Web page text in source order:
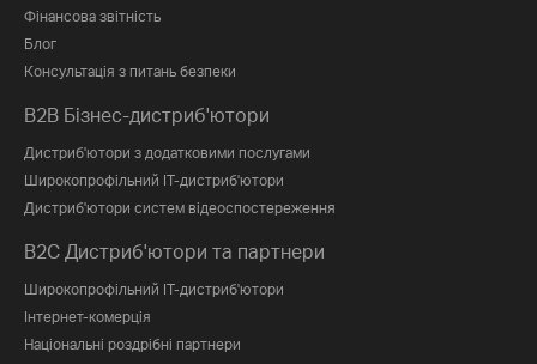
Фінансова звітність
Блог
Консультація з питань безпеки
B2B Бізнес-дистриб'ютори
Дистриб'ютори з додатковими послугами
Широкопрофільний IT-дистриб'ютори
Дистриб'ютори систем відеоспостереження
B2C Дистриб'ютори та партнери
Широкопрофільний IT-дистриб'ютори
Інтернет-комерція
Національні роздрібні партнери